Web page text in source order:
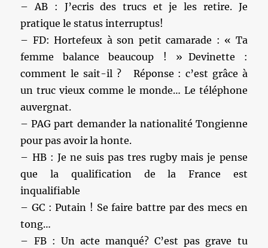
– AB : J’ecris des trucs et je les retire. Je
pratique le status interruptus!
– FD: Hortefeux à son petit camarade : « Ta
femme balance beaucoup ! » Devinette :
comment le sait-il ? Réponse : c’est grâce à
un truc vieux comme le monde… Le téléphone
auvergnat.
– PAG part demander la nationalité Tongienne
pour pas avoir la honte.
– HB : Je ne suis pas tres rugby mais je pense
que la qualification de la France est
inqualifiable
– GC : Putain ! Se faire battre par des mecs en
tong…
– FB : Un acte manqué? C’est pas grave tu